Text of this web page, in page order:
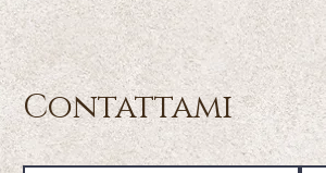
Contattami